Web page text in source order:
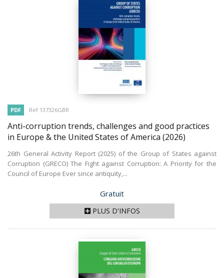
PDF Ref 137326GBR
Anti-corruption trends, challenges and good practices
in Europe & the United States of America (2026)
26th General Activity Report (2025) of the Group of States against
Corruption (GRECO) The Fight against Corruption: A Priority for the
Council of Europe Ever since antiquity,...
Prix
Gratuit
PLUS D'INFOS